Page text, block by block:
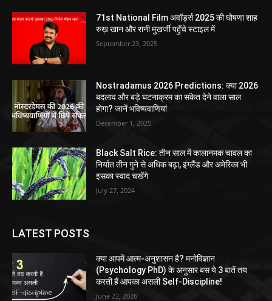
71st National Film अवॉर्ड्स 2025 की घोषणा शाह
रुख़ खान और रानी मुखर्जी पहुँचे स्टाइल में
September 23, 2025
Nostradamus 2026 Predictions: क्या 2026
बदलाव और बड़े घटनाक्रम का संकेत देने वाला साल
होगा? जानें भविष्यवाणियां
December 1, 2025
Black Salt Rice: तीन साल में कालानमक चावल का
निर्यात तीन गुने से अधिक बढ़ा, इंग्लैंड और अमेरिका भी
इसका स्वाद चखेंगे
July 27, 2024
LATEST POSTS
क्या आपमें आत्म-अनुशासन है? मनोविज्ञान
(Psychology PhD) के अनुसार बस ये 3 बातें तय
करती हैं आपका असली Self-Discipline!
June 22, 2026